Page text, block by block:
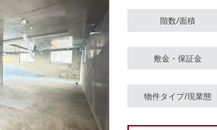
ログ
物件情報の全て
階数/面積
敷金・保証金
物件タイプ/現業態